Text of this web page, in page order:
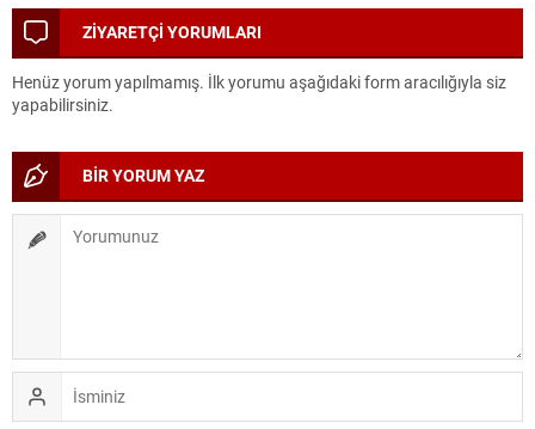
ZİYARETÇİ YORUMLARI
Henüz yorum yapılmamış. İlk yorumu aşağıdaki form aracılığıyla siz
yapabilirsiniz.
BİR YORUM YAZ